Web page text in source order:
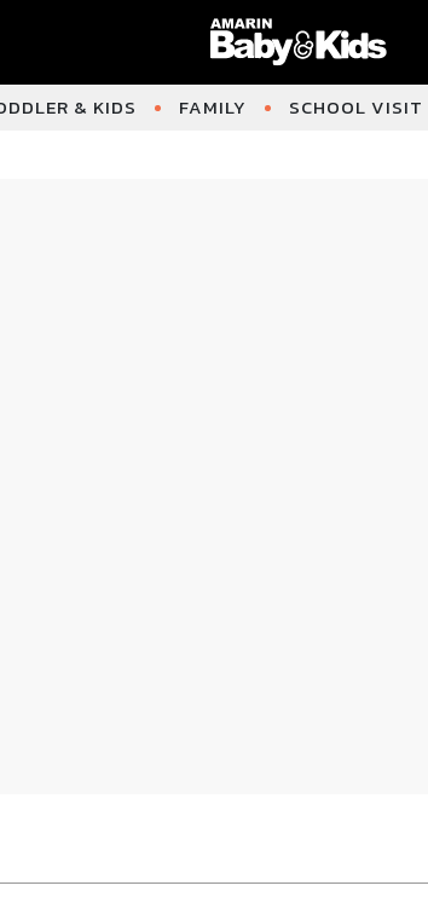
& KIDS FAMILY SCHOOL VISIT